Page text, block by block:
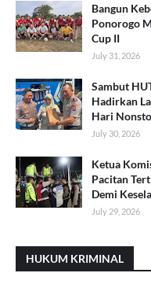
Bangun
Ponorogo
Cup II
July 31, 2026
Sambut
Hadirkan
Hari
July 30, 2026
Ketua
Pacitan
Demi
July 29, 2026
HUKUM KRIMINAL